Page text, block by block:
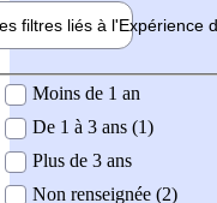
filtres liés à l'Expérience
demandée
Moins de 1 an
De 1 à 3 ans (1)
Plus de 3 ans
Non renseignée (2)